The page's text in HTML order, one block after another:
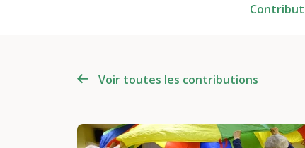
Voir toutes les contributions